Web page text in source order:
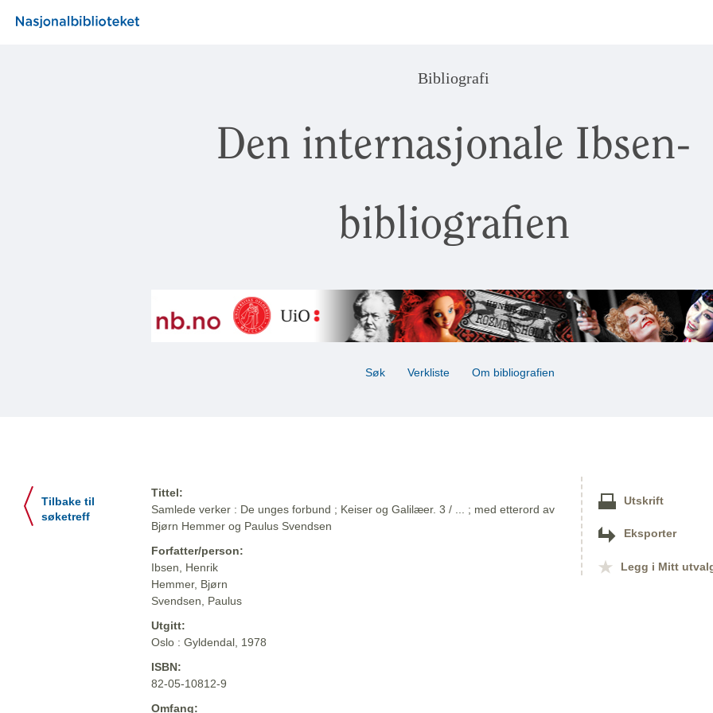
Bibliografi
Den internasjonale Ibsen-
bibliografien
Søk Verkliste Om bibliografien
Tilbake til
søketreff
Tittel:
Samlede verker : De unges forbund ; Keiser og Galilæer. 3 / ... ; med etterord av
Bjørn Hemmer og Paulus Svendsen
Forfatter/person:
Ibsen, Henrik
Hemmer, Bjørn
Svendsen, Paulus
Utgitt:
Oslo : Gyldendal, 1978
ISBN:
82-05-10812-9
Omfang:
Utskrift
Eksporter
Legg i Mitt